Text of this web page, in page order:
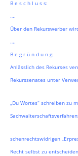
B e s c h l u s s:
….
Über den Rekurswerber
….
B e g r ü n d u n g:
Anlässlich des Rekurses
Rekurssenates unter
„Du Wortes“ schreiben zu
schenrechtswidrigen
Recht selbst zu